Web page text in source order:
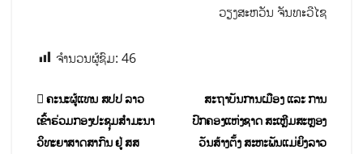
ວຽງສະຫວັນ ຈັນທະວີໄຊ
ຈຳນວນຜູ້ຊົມ: 46
ສະຖາບັນການເມືອງ ແລະ ການ
ປົກຄອງແຫ່ງຊາດ ສະເຫຼີມສະຫຼອງ
ວັນສ້າງຕັ້ງ ສະຫະພັນແມ່ຍິງລາວ
ຄະນະຜູ້ແທນ ສປປ ລາວ
ເຂົ້າຮ່ວມກອງປະຊຸມສຳມະນາ
ວິທະຍາສາດສາກົນ ຢູ່ ສສ